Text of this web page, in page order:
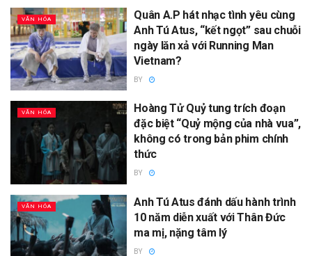
VĂN HÓA
Quân A.P hát nhạc tình yêu cùng
Anh Tú Atus, “kết ngọt” sau chuỗi
ngày lăn xả với Running Man
Vietnam?
BY
VĂN HÓA
Hoàng Tử Quỷ tung trích đoạn
đặc biệt “Quỷ mộng của nhà vua”,
không có trong bản phim chính
thức
BY
VĂN HÓA
Anh Tú Atus đánh dấu hành trình
10 năm diễn xuất với Thân Đức
ma mị, nặng tâm lý
BY